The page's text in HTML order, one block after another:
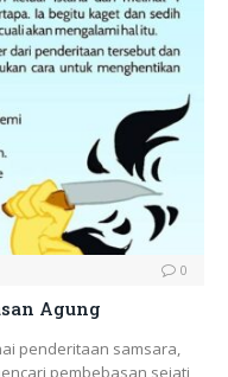
0
Agung
penderitaan samsara,
pembebasan sejati